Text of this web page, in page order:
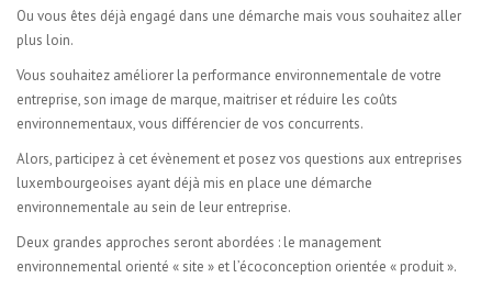
Ou vous êtes déjà engagé dans une démarche mais vous souhaitez aller
plus loin.
Vous souhaitez améliorer la performance environnementale de votre
entreprise, son image de marque, maitriser et réduire les coûts
environnementaux, vous différencier de vos concurrents.
Alors, participez à cet évènement et posez vos questions aux entreprises
luxembourgeoises ayant déjà mis en place une démarche
environnementale au sein de leur entreprise.
Deux grandes approches seront abordées : le management
environnemental orienté « site » et l’écoconception orientée « produit ».